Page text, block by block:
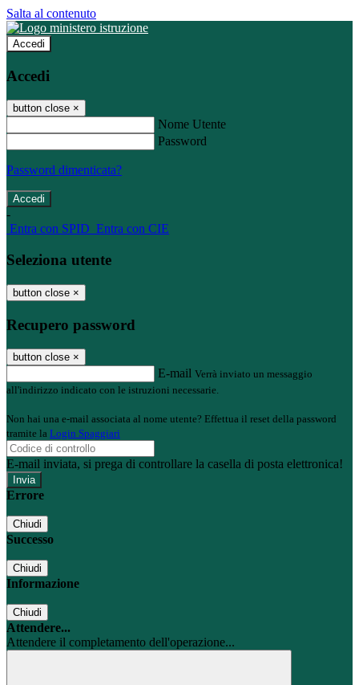
Salta al contenuto
Accedi
Accedi
button close ×
Nome Utente
Password
Password dimenticata?
-
Entra con SPID Entra con CIE
Seleziona utente
button close ×
Recupero password
button close ×
E-mail Verrà inviato un messaggio
all'indirizzo indicato con le istruzioni necessarie.
Non hai una e-mail associata al nome utente? Effettua il reset della password
tramite la Login Spaggiari
E-mail inviata, si prega di controllare la casella di posta elettronica!
Errore
Chiudi
Successo
Chiudi
Informazione
Chiudi
Attendere...
Attendere il completamento dell'operazione...